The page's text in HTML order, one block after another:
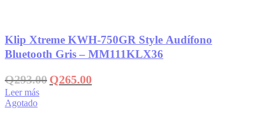
Klip Xtreme KWH-750GR Style Audífono
Bluetooth Gris – MM111KLX36
Q293.00 El
precio
Q265.00El
precio
Leer más
Agotado